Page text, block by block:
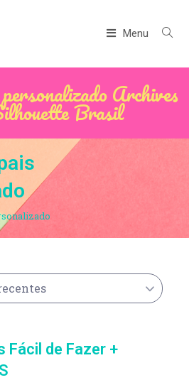
Menu
Archives
Brasil
Fácil de Fazer +